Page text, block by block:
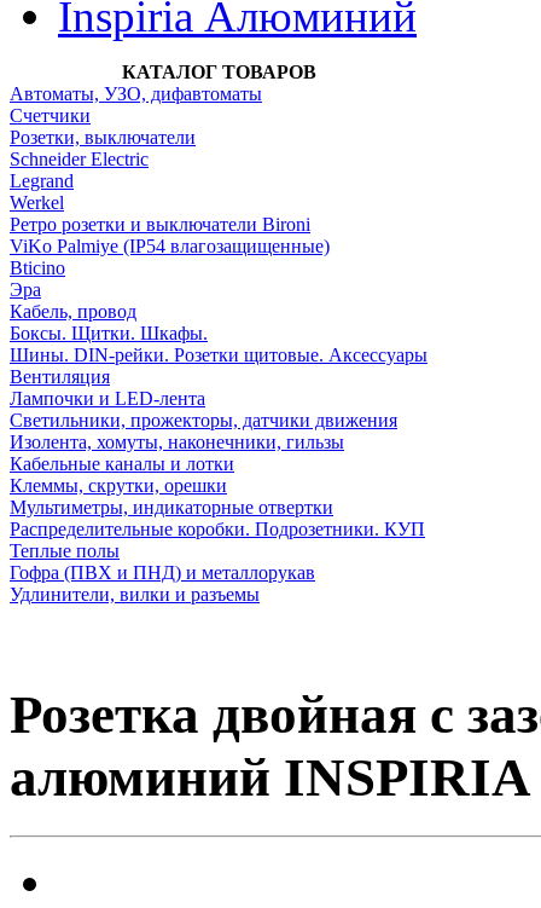
Inspiria Алюминий
КАТАЛОГ ТОВАРОВ
Автоматы, УЗО, дифавтоматы
Счетчики
Розетки, выключатели
Schneider Electric
Legrand
Werkel
Ретро розетки и выключатели Bironi
ViKo Palmiye (IP54 влагозащищенные)
Bticino
Эра
Кабель, провод
Боксы. Щитки. Шкафы.
Шины. DIN-рейки. Розетки щитовые. Аксессуары
Вентиляция
Лампочки и LED-лента
Светильники, прожекторы, датчики движения
Изолента, хомуты, наконечники, гильзы
Кабельные каналы и лотки
Клеммы, скрутки, орешки
Мультиметры, индикаторные отвертки
Распределительные коробки. Подрозетники. КУП
Теплые полы
Гофра (ПВХ и ПНД) и металлорукав
Удлинители, вилки и разъемы
Розетка двойная с
алюминий INSPIRIA